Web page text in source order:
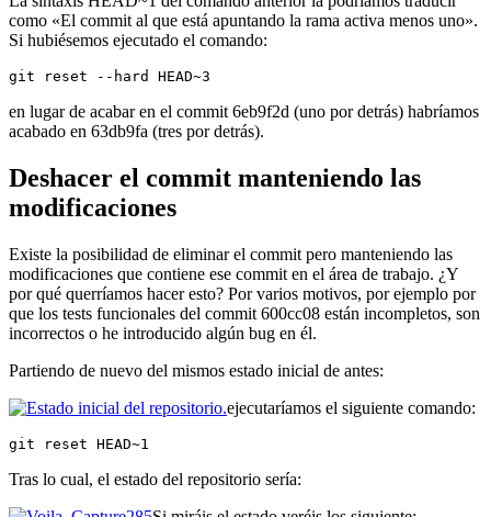
como «El commit al que está apuntando la rama activa menos uno».
Si hubiésemos ejecutado el comando:
git reset --hard HEAD~3
en lugar de acabar en el commit 6eb9f2d (uno por detrás) habríamos
acabado en 63db9fa (tres por detrás).
Deshacer el commit manteniendo las
modificaciones
Existe la posibilidad de eliminar el commit pero manteniendo las
modificaciones que contiene ese commit en el área de trabajo. ¿Y
por qué querríamos hacer esto? Por varios motivos, por ejemplo por
que los tests funcionales del commit 600cc08 están incompletos, son
incorrectos o he introducido algún bug en él.
Partiendo de nuevo del mismos estado inicial de antes:
ejecutaríamos el siguiente comando:
git reset HEAD~1
Tras lo cual, el estado del repositorio sería: